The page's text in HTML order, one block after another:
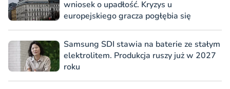
wniosek o upadłość. Kryzys u
europejskiego gracza pogłębia się
Samsung SDI stawia na baterie ze stałym
elektrolitem. Produkcja ruszy już w 2027
roku